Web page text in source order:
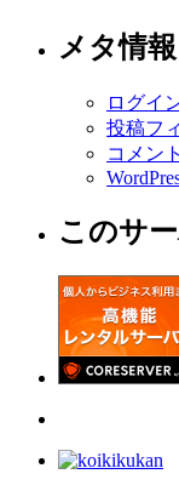
メタ情報
ログイ
投稿フ
コメン
このサ